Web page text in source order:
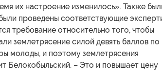
их настроение изменилось». Также
проведены соответствующие
требование относительно того, чтобы
землетрясение силой девять баллов по
молоды, и поэтому землетрясения
Белокобыльский. – Это и повышает цену